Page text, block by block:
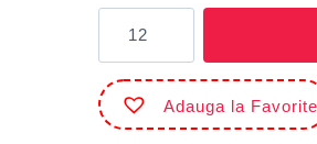
Etichete
rolă
preț
ondulate
Galbene
Adauga la Favorite